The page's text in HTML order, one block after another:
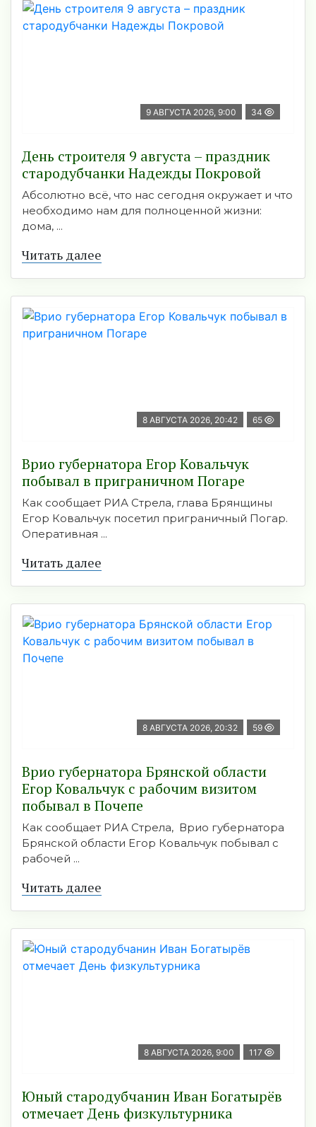
9 АВГУСТА 2026, 9:00 34
День строителя 9 августа – праздник
стародубчанки Надежды Покровой
Абсолютно всё, что нас сегодня окружает и что
необходимо нам для полноценной жизни:
дома, ...
Читать далее
8 АВГУСТА 2026, 20:42 65
Врио губернатора Егор Ковальчук
побывал в приграничном Погаре
Как сообщает РИА Стрела, глава Брянщины
Егор Ковальчук посетил приграничный Погар.
Оперативная ...
Читать далее
8 АВГУСТА 2026, 20:32 59
Врио губернатора Брянской области
Егор Ковальчук с рабочим визитом
побывал в Почепе
Как сообщает РИА Стрела, Врио губернатора
Брянской области Егор Ковальчук побывал с
рабочей ...
Читать далее
8 АВГУСТА 2026, 9:00 117
Юный стародубчанин Иван Богатырёв
отмечает День физкультурника